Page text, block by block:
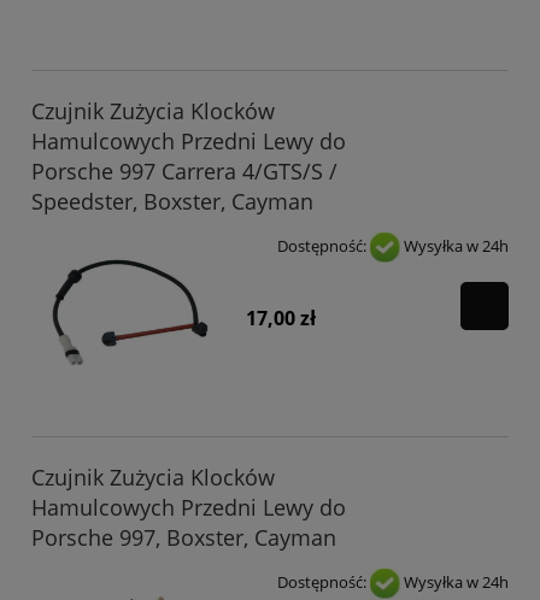
Czujnik Zużycia Klocków
Hamulcowych Przedni Lewy do
Porsche 997 Carrera 4/GTS/S /
Speedster, Boxster, Cayman
Dostępność: Wysyłka w 24h
17,00 zł
Czujnik Zużycia Klocków
Hamulcowych Przedni Lewy do
Porsche 997, Boxster, Cayman
Dostępność: Wysyłka w 24h